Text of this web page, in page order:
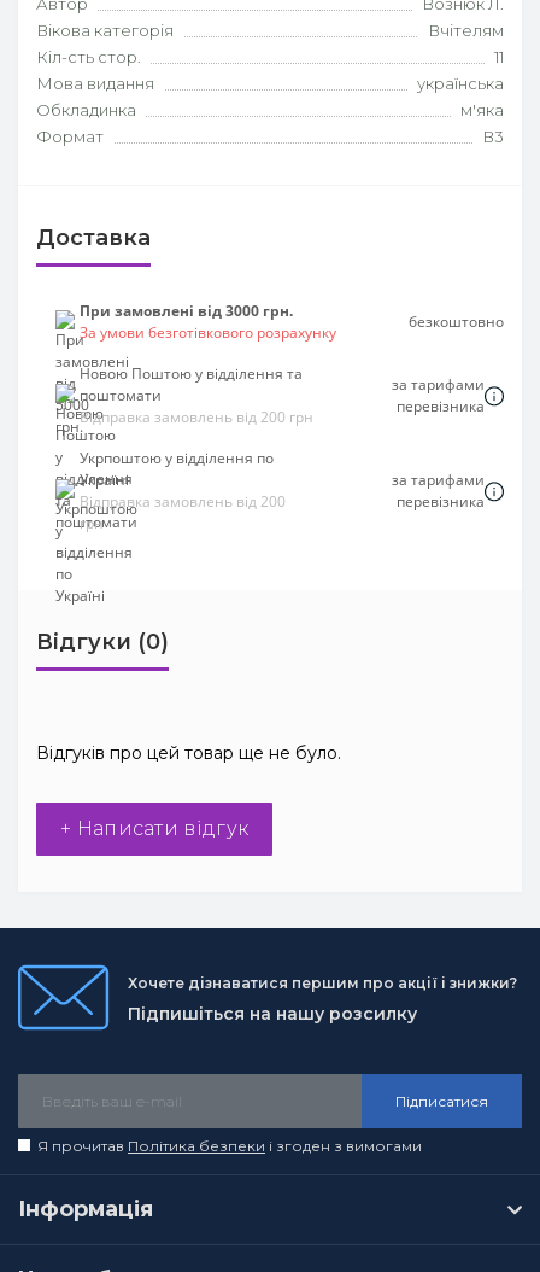
Вікова категорія
Вчітелям
Кіл-сть стор.
11
Мова видання
українська
Обкладинка
м'яка
Формат
В3
Доставка
При замовлені від 3000 грн.
За умови безготівкового розрахунку
безкоштовно
Новою Поштою у відділення та
поштомати
Відправка замовлень від 200 грн
за тарифами
перевізника
Укрпоштою у відділення по
Україні
Відправка замовлень від 200
грн
за тарифами
перевізника
Відгуки (0)
Відгуків про цей товар ще не було.
+ Написати відгук
Хочете дізнаватися першим про акції і знижки?
Підпишіться на нашу розсилку
Підписатися
Я прочитав Політика безпеки і згоден з вимогами
Інформація